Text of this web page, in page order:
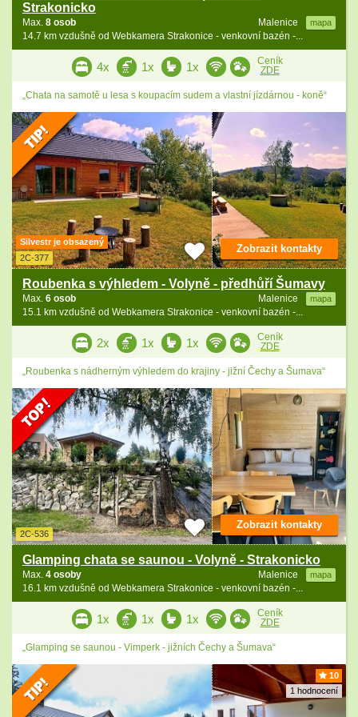
Strakonicko
Malenice mapa
Max. 8 osob
14.7 km vzdušně od Webkamera Strakonice - venkovní bazén -...
4x 1x 1x
Ceník
ZDE
„Chata na samotě u lesa s koupacím sudem a vlastní jízdárnou - koně“
Silvestr je obsazený
2C-377
Roubenka s výhledem - Volyně - předhůří Šumavy
Malenice mapa
Max. 6 osob
15.1 km vzdušně od Webkamera Strakonice - venkovní bazén -...
Zobrazit kontakty
2x 1x 1x
Ceník
ZDE
„Roubenka s nádherným výhledem do krajiny - jižní Čechy a Šumava“
2C-536
Glamping chata se saunou - Volyně - Strakonicko
Malenice mapa
Max. 4 osoby
16.1 km vzdušně od Webkamera Strakonice - venkovní bazén -...
Zobrazit kontakty
1x 1x 1x
Ceník
ZDE
„Glamping se saunou - Vimperk - jižních Čechy a Šumava“
10
1 hodnocení